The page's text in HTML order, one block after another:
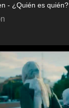
- ¿Quién es quién?